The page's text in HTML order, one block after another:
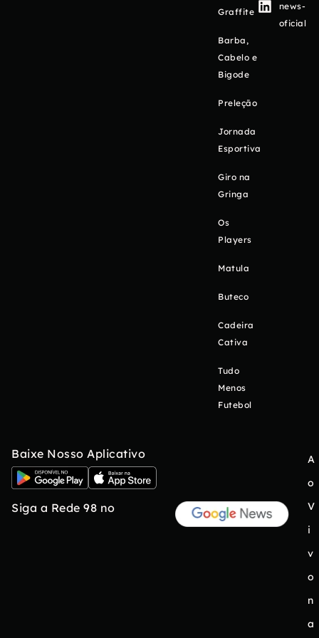
Graffite
Barba,
Cabelo e
Bigode
Preleção
Jornada
Esportiva
Giro na
Gringa
Os
Players
Matula
Buteco
Cadeira
Cativa
Tudo
Menos
Futebol
news-
oficial
Baixe Nosso Aplicativo
Siga a Rede 98 no
A
o
V
i
v
o
n
a